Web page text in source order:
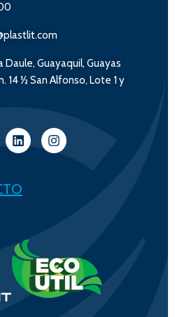
Daule, Guayaquil, Guayas
14 ½ San Alfonso, Lote 1 y